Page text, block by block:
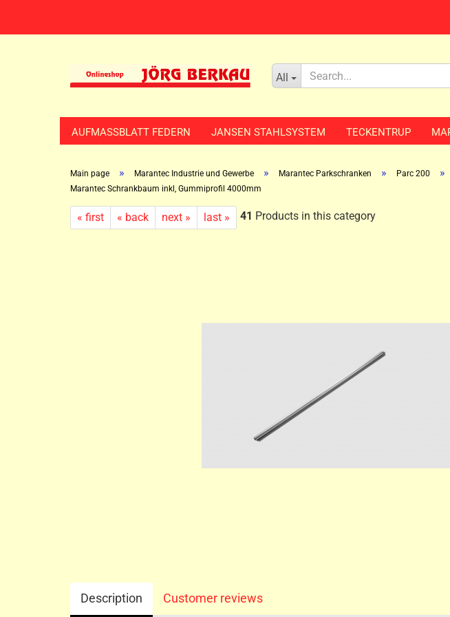
All
AUFMASSBLATT FEDERN JANSEN STAHLSYSTEM TECKENTRUP
Main page » Marantec Industrie und Gewerbe » Marantec Parkschranken » Parc 200 »
Marantec Schrankbaum inkl, Gummiprofil 4000mm
« first « back next » last » 41 Products in this category
Description Customer reviews